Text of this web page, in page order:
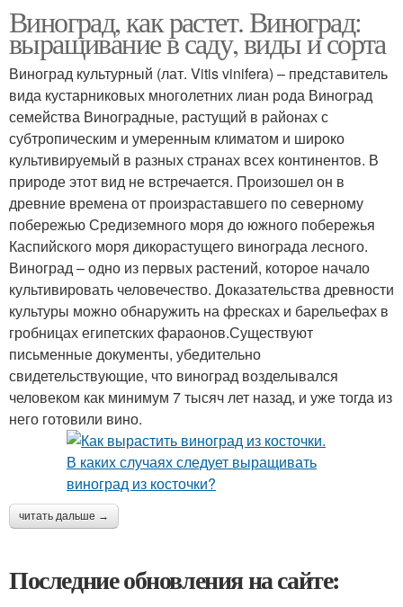
Виноград, как растет. Виноград:
выращивание в саду, виды и сорта
Виноград культурный (лат. Vitis vinifera) – представитель
вида кустарниковых многолетних лиан рода Виноград
семейства Виноградные, растущий в районах с
субтропическим и умеренным климатом и широко
культивируемый в разных странах всех континентов. В
природе этот вид не встречается. Произошел он в
древние времена от произраставшего по северному
побережью Средиземного моря до южного побережья
Каспийского моря дикорастущего винограда лесного.
Виноград – одно из первых растений, которое начало
культивировать человечество. Доказательства древности
культуры можно обнаружить на фресках и барельефах в
гробницах египетских фараонов.Существуют
письменные документы, убедительно
свидетельствующие, что виноград возделывался
человеком как минимум 7 тысяч лет назад, и уже тогда из
него готовили вино.
читать дальше →
Последние обновления на сайте: